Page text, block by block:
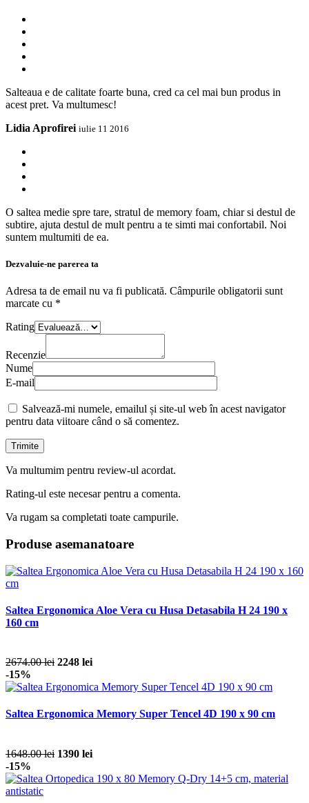
Salteaua e de calitate foarte buna, cred ca cel mai bun produs in
acest pret. Va multumesc!
Lidia Aprofirei iulie 11 2016
O saltea medie spre tare, stratul de memory foam, chiar si destul de
subtire, ajuta destul de mult pentru a te simti mai confortabil. Noi
suntem multumiti de ea.
Dezvaluie-ne parerea ta
Adresa ta de email nu va fi publicată. Câmpurile obligatorii sunt
marcate cu *
Rating
Recenzie
Nume
E-mail
Salvează-mi numele, emailul și site-ul web în acest navigator
pentru data viitoare când o să comentez.
Va multumim pentru review-ul acordat.
Rating-ul este necesar pentru a comenta.
Va rugam sa completati toate campurile.
Produse asemanatoare
Saltea Ergonomica Aloe Vera cu Husa Detasabila H 24 190 x
160 cm
2674.00 lei 2248 lei
-15%
Saltea Ergonomica Memory Super Tencel 4D 190 x 90 cm
1648.00 lei 1390 lei
-15%